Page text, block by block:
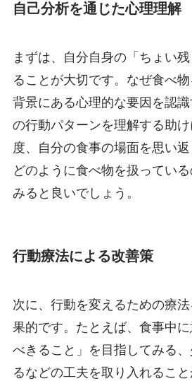
自己分析を通じた心理理解
まずは、自分自身の「ちょい
ることが大切です。なぜ食べ
背景にある心理的な要因を認
の行動パターンを理解する助
度、自分の食事の場面を思い
どのように食べ物を扱ってい
みると良いでしょう。
行動療法による改善策
次に、行動を変えるための療
果的です。たとえば、食事中
べきること」を目指してみる
るなどの工夫を取り入れるこ